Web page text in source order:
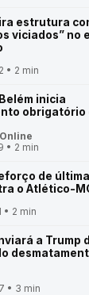
estrutura
viciados” no
• 2 min
inicia
obrigatório
• 2 min
de
o Atlético-
• 2 min
a Trump
• 3 min